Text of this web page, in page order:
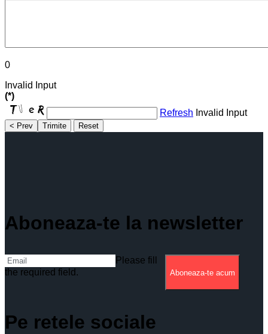
0
Invalid Input
(*)
Refresh Invalid Input
< Prev Trimite Reset
Aboneaza-te la newsletter
Please fill
the required field.
Aboneaza-te acum
Pe retele sociale